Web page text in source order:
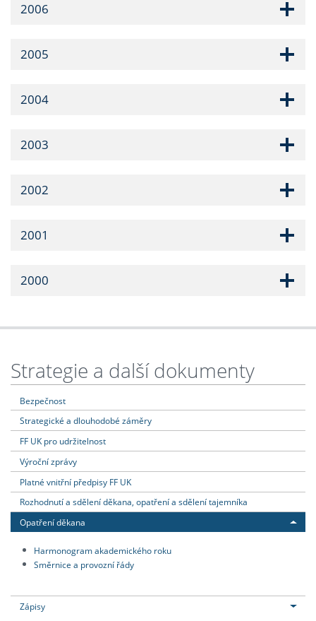
2006
2005
2004
2003
2002
2001
2000
Strategie a další dokumenty
Bezpečnost
Strategické a dlouhodobé záměry
FF UK pro udržitelnost
Výroční zprávy
Platné vnitřní předpisy FF UK
Rozhodnutí a sdělení děkana, opatření a sdělení tajemníka
Opatření děkana
Harmonogram akademického roku
Směrnice a provozní řády
Zápisy